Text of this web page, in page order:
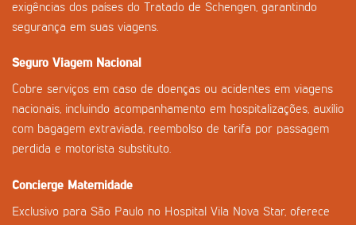
exigências dos países do Tratado de Schengen, garantindo
segurança em suas viagens.
Seguro Viagem Nacional
Cobre serviços em caso de doenças ou acidentes em viagens
nacionais, incluindo acompanhamento em hospitalizações, auxílio
com bagagem extraviada, reembolso de tarifa por passagem
perdida e motorista substituto.
Concierge Maternidade
Exclusivo para São Paulo no Hospital Vila Nova Star, oferece